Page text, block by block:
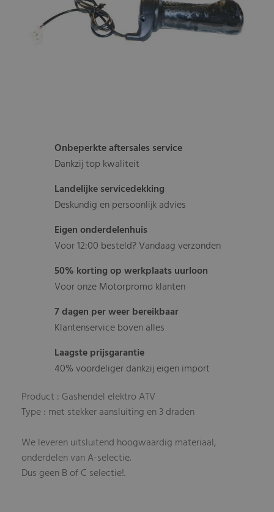
Onbeperkte aftersales service
Dankzij top kwaliteit
Landelijke servicedekking
Deskundig en persoonlijk advies
Eigen onderdelenhuis
Voor 12:00 besteld? Vandaag verzonden
50% korting op werkplaats uurloon
Voor onze Motorpromo klanten
7 dagen per weer bereikbaar
Klantenservice boven alles
Laagste prijsgarantie
40% voordeliger dankzij eigen import
Product : Gashendel elektro ATV
Type : met stekker aansluiting en 3 draden
We leveren uitsluitend hoogwaardig materiaal,
onderdelen van A-selectie.
Dus geen B of C selectie!.